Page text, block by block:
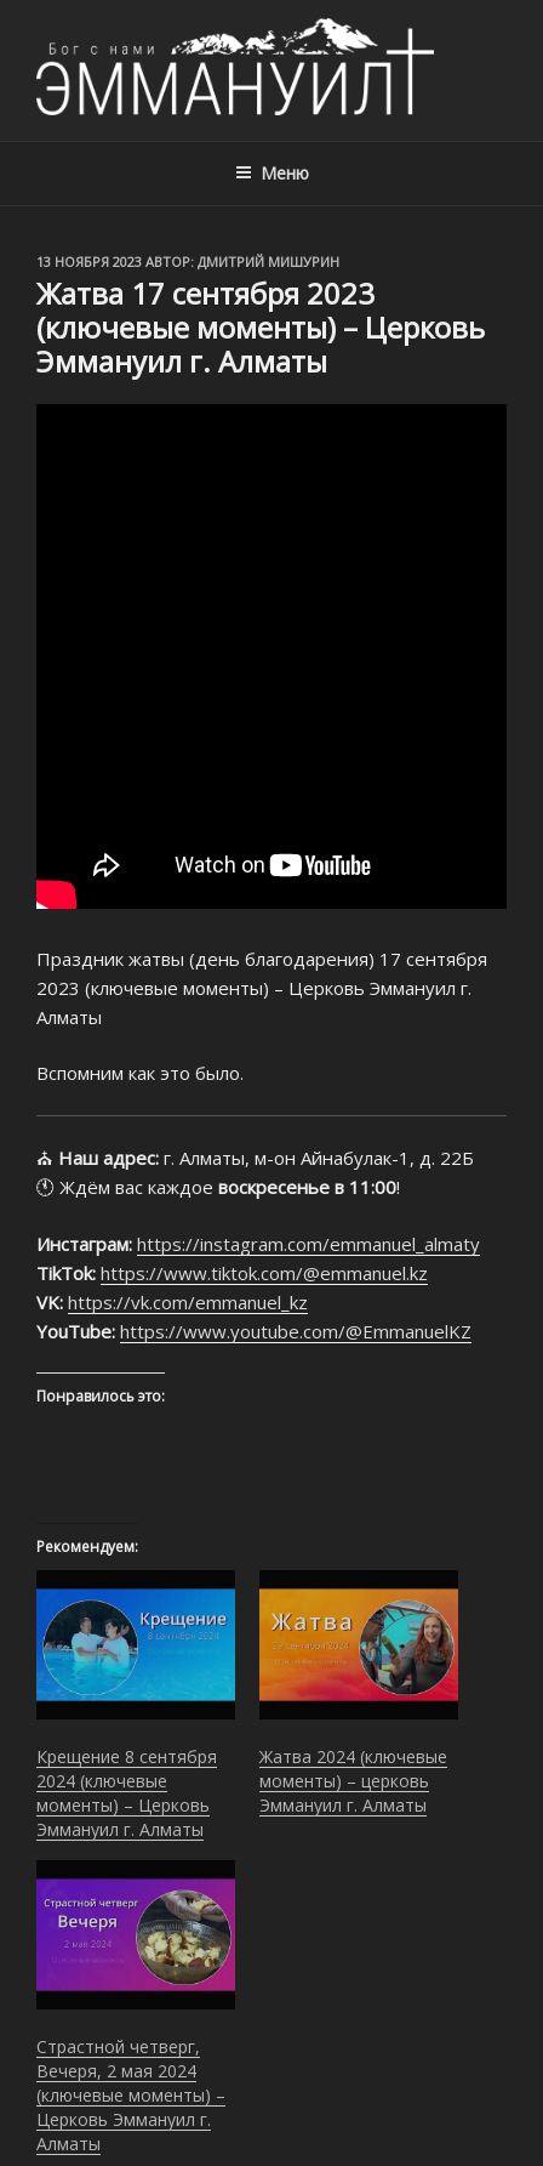
Меню
ОПУБЛИКОВАНО
13 НОЯБРЯ 2023 АВТОР: ДМИТРИЙ МИШУРИН
Жатва 17 сентября 2023
(ключевые моменты) – Церковь
Эммануил г. Алматы
Праздник жатвы (день благодарения) 17 сентября
2023 (ключевые моменты) – Церковь Эммануил г.
Алматы
Вспомним как это было.
⛪ Наш адрес: г. Алматы, м-он Айнабулак-1, д. 22Б
🕚 Ждём вас каждое воскресенье в 11:00!
Инстаграм: https://instagram.com/emmanuel_almaty
TikTok: https://www.tiktok.com/@emmanuel.kz
VK: https://vk.com/emmanuel_kz
YouTube: https://www.youtube.com/@EmmanuelKZ
Понравилось это:
Рекомендуем:
Крещение 8 сентября
2024 (ключевые
моменты) – Церковь
Эммануил г. Алматы
Жатва 2024 (ключевые
моменты) – церковь
Эммануил г. Алматы
Страстной четверг,
Вечеря, 2 мая 2024
(ключевые моменты) –
Церковь Эммануил г.
Алматы